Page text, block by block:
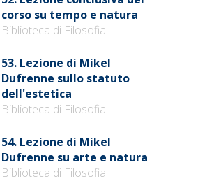
corso su tempo e natura
Biblioteca di Filosofia
53. Lezione di Mikel
Dufrenne sullo statuto
dell'estetica
Biblioteca di Filosofia
54. Lezione di Mikel
Dufrenne su arte e natura
Biblioteca di Filosofia